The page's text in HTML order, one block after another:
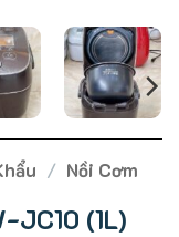
/ Nồi Cơm
JC10 (1L)